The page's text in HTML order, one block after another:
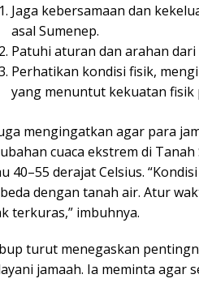
Jaga kebersamaan dan
asal Sumenep.
Patuhi aturan dan arahan
Perhatikan kondisi fisik,
yang menuntut kekuatan fisik
mengingatkan agar para
cuaca ekstrem di
40–55 derajat Celsius.
dengan tanah air. Atur
terkuras,” imbuhnya.
turut menegaskan
jamaah. Ia meminta agar